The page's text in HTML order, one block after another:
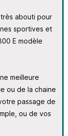
abouti pour
sportives et
E modèle
meilleure
ou de la chaine
passage de
ou de vos